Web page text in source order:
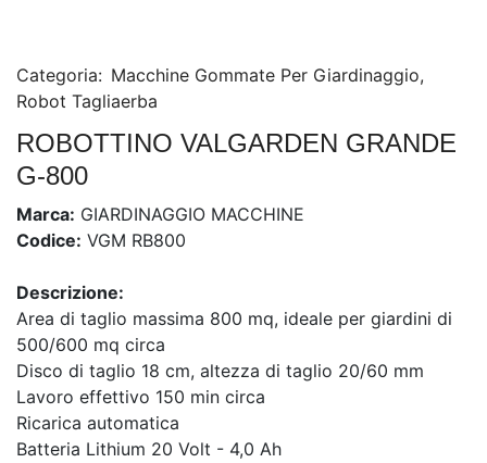
Categoria: Macchine Gommate Per Giardinaggio,
Robot Tagliaerba
ROBOTTINO VALGARDEN GRANDE
G-800
Marca: GIARDINAGGIO MACCHINE
Codice: VGM RB800
Descrizione:
Area di taglio massima 800 mq, ideale per giardini di
500/600 mq circa
Disco di taglio 18 cm, altezza di taglio 20/60 mm
Lavoro effettivo 150 min circa
Ricarica automatica
Batteria Lithium 20 Volt - 4,0 Ah